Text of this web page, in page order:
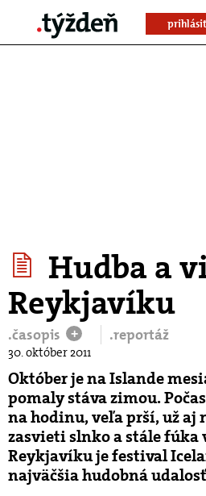
Hudba a
Reykjavíku
.časopis + .reportáž
30. október 2011
Október je na Islande
pomaly stáva zimou.
na hodinu, veľa prší, už aj
zasvieti slnko a stále fúka
Reykjavíku je festival
najväčšia hudobná